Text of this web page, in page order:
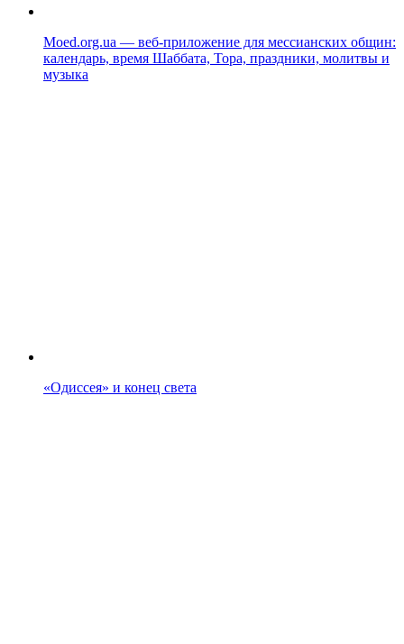
Moed.org.ua — веб-приложение для мессианских общин:
календарь, время Шаббата, Тора, праздники, молитвы и
музыка
«Одиссея» и конец света